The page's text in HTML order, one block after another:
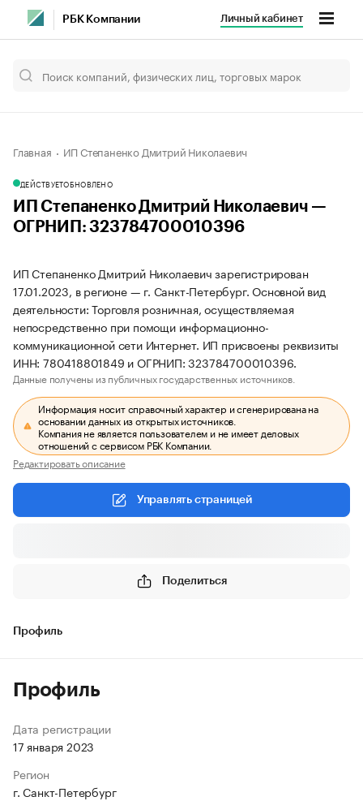
РБК Компании Личный кабинет
Главная ИП Степаненко Дмитрий Николаевич
ДЕЙСТВУЕТОБНОВЛЕНО
ИП Степаненко Дмитрий Николаевич —
ОГРНИП: 323784700010396
ИП Степаненко Дмитрий Николаевич зарегистрирован
17.01.2023, в регионе — г. Санкт-Петербург. Основной вид
деятельности: Торговля розничная, осуществляемая
непосредственно при помощи информационно-
коммуникационной сети Интернет. ИП присвоены реквизиты
ИНН: 780418801849 и ОГРНИП: 323784700010396.
Данные получены из публичных государственных источников.
Информация носит справочный характер и сгенерирована на
основании данных из открытых источников.
Компания не является пользователем и не имеет деловых
отношений с сервисом РБК Компании.
Редактировать описание
Управлять страницей
Поделиться
Профиль
Профиль
Дата регистрации
17 января 2023
Регион
г. Санкт-Петербург